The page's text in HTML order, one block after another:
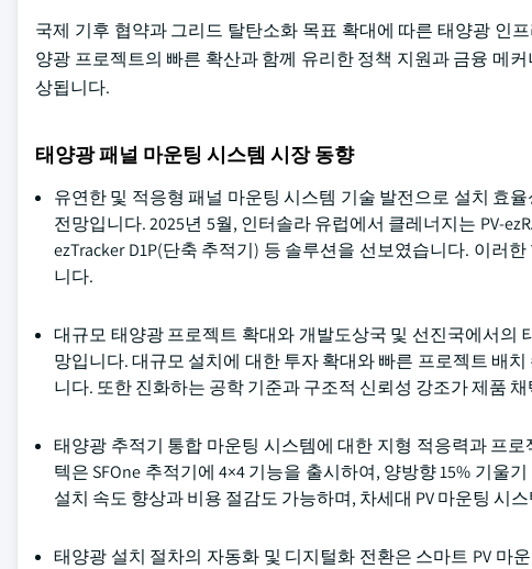
국제 기후 협약과 그리드 탈탄소화 목표 확대에 따른 태양광 인
양광 프로젝트의 빠른 확산과 함께 유리한 정책 지원과 금융 메
상됩니다.
태양광 패널 마운팅 시스템 시장 동향
유연한 및 적응형 패널 마운팅 시스템 기술 발전으로 설치 효
전망입니다. 2025년 5월, 인터솔라 유럽에서 클레너지는 PV-
ezTracker D1P(단축 추적기) 등 솔루션을 선보였습니다. 이러
니다.
대규모 태양광 프로젝트 확대와 개발도상국 및 선진국에서의
망입니다. 대규모 설치에 대한 투자 확대와 빠른 프로젝트 배
니다. 또한 진화하는 공학 기준과 구조적 신뢰성 강조가 제품
태양광 추적기 통합 마운팅 시스템에 대한 지형 적응력과 프
텍은 SFOne 추적기에 4×4 기능을 출시하여, 양방향 15% 기
설치 속도 향상과 비용 절감도 가능하며, 차세대 PV 마운팅 시
태양광 설치 절차의 자동화 및 디지털화 전환은 스마트 PV 마